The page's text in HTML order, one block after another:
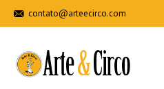
contato@arteecirco.com